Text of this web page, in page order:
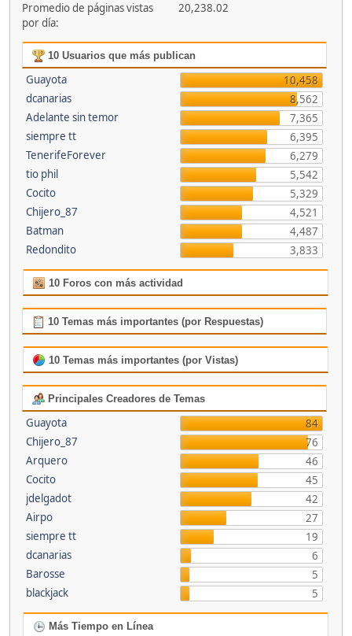
Promedio de páginas vistas
por día:
20,238.02
10 Usuarios que más publican
Guayota
10,458
dcanarias
8,562
Adelante sin temor
7,365
siempre tt
6,395
TenerifeForever
6,279
tio phil
5,542
Cocito
5,329
Chijero_87
4,521
Batman
4,487
Redondito
3,833
10 Foros con más actividad
10 Temas más importantes (por Respuestas)
10 Temas más importantes (por Vistas)
Principales Creadores de Temas
Guayota
84
Chijero_87
76
Arquero
46
Cocito
45
jdelgadot
42
Airpo
27
siempre tt
19
dcanarias
6
Barosse
5
blackjack
5
Más Tiempo en Línea